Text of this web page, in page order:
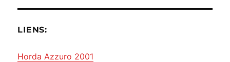
LIENS:
Horda Azzuro 2001